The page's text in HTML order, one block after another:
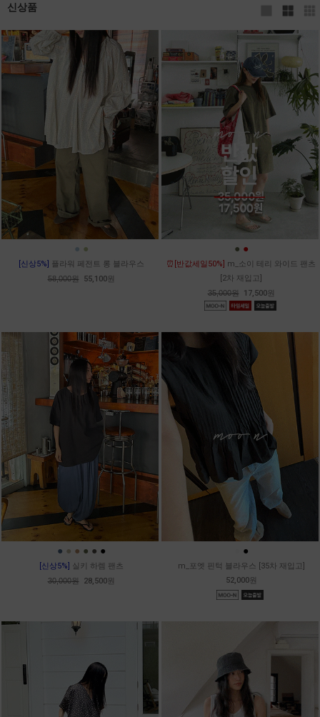
신상품
● ●
[신상5%] 플라워 페전트 롱 블라우스
58,000원 55,100원
● ●
⏰[반값세일50%] m_소이 테리 와이드 팬츠
[2차 재입고]
35,000원 17,500원
● ● ● ● ● ●
[신상5%] 실키 하렘 팬츠
30,000원 28,500원
●
m_포엣 핀턱 블라우스 [35차 재입고]
52,000원